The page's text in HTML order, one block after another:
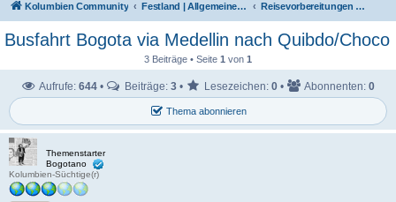
Kolumbien Community Festland | Allgemeine Fragen Reisevorbereitungen & Reiseerfahrungen
Busfahrt Bogota via Medellin nach Quibdo/Choco
3 Beiträge • Seite 1 von 1
Thema abonnieren
Aufrufe: 644 • Beiträge: 3 • Lesezeichen: 0 • Abonnenten: 0
Themenstarter
Bogotano
Kolumbien-Süchtige(r)